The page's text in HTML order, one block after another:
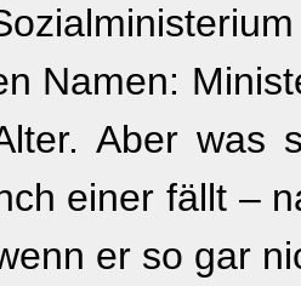
Namen:
Aber was
einer fällt –
er so gar